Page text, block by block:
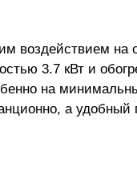
воздействием
3.7 кВт и
на
а удобный